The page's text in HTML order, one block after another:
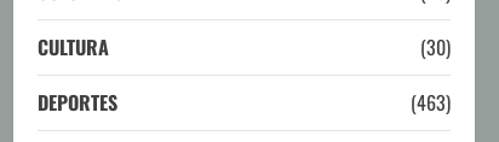
CULTURA
(30)
DEPORTES
(463)